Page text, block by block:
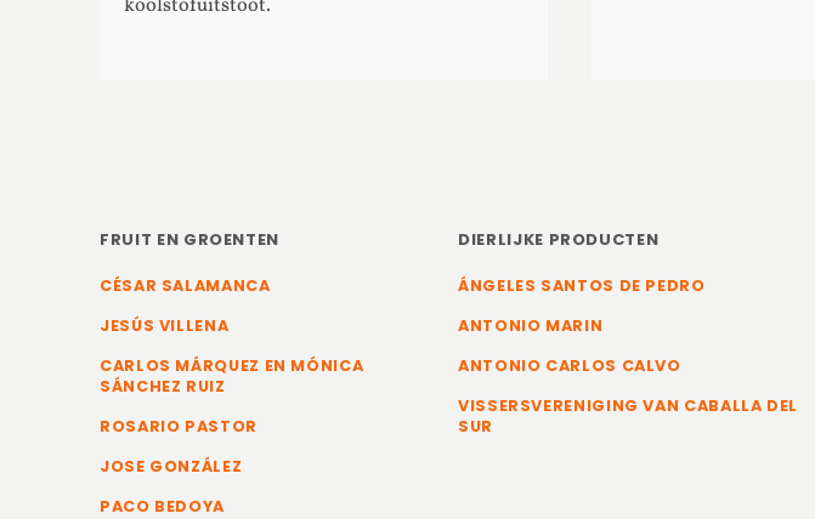
FRUIT EN GROENTEN
CÉSAR SALAMANCA
JESÚS VILLENA
CARLOS MÁRQUEZ EN MÓNICA
SÁNCHEZ RUIZ
ROSARIO PASTOR
JOSE GONZÁLEZ
PACO BEDOYA
DIERLIJKE PRODUCTEN
ÁNGELES SANTOS DE PEDRO
ANTONIO MARIN
ANTONIO CARLOS CALVO
VISSERSVERENIGING VAN CABALLA DEL
SUR